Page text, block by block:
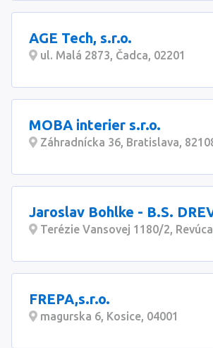
AGE Tech, s.r.o.
ul. Malá 2873, Čadca, 02201
MOBA interier s.r.o.
Záhradnícka 36, Bratislava,
Jaroslav Bohlke - B.S.
Terézie Vansovej 1180/2,
FREPA,s.r.o.
magurska 6, Kosice, 04001